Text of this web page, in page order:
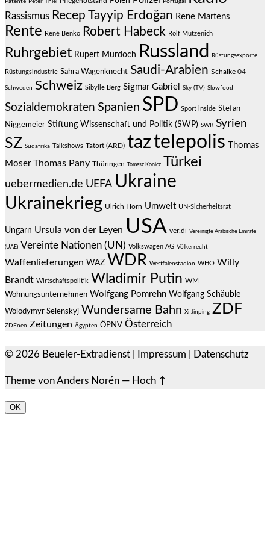
Patente Peter Thiel Portugal
Rassismus Recep Tayyip Erdoğan Rene Martens
Rente René Benko Robert Habeck Rolf Mützenich
Ruhrgebiet Rupert Murdoch Russland Rüstungsexporte
Rüstungsindustrie Sahra Wagenknecht Saudi-Arabien Schalke 04
Schweden Schweiz Sibylle Berg Sigmar Gabriel Sky (TV) Slowfood
Sozialdemokraten Spanien SPD Sport inside Stefan
Niggemeier Stiftung Wissenschaft und Politik (SWP) SWR Syrien
SZ Südafrika Talkshows Tatort (ARD) taztelepolis
Thomas
Moser Thomas Pany Thüringen Tomasz Konicz Türkei
uebermedien.de UEFA Ukraine
Ukrainekrieg Ulrich Horn Umwelt UN-Sicherheitsrat
Ungarn Ursula von der Leyen USA ver.di Vereinigte Arabische Emirate
(UAE) Vereinte Nationen (UN) Volkswagen AG Völkerrecht
Waffenlieferungen WAZ WDR Westfalenstadion WHO Willy
Brandt Wirtschaftspolitik Wladimir Putin WM
Wohnungsunternehmen Wolfgang Pomrehn Wolfgang Schäuble
Wolodymyr Selenskyj Wundersame Bahn Xi Jinping ZDF
ZDFneo Zeitungen Ägypten ÖPNV Österreich
© 2026 Beueler-Extradienst Impressum Datenschutz
Theme vonAnders Norén — Hoch ↑
OK